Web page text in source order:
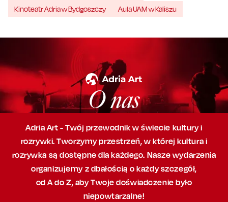
Kinoteatr Adria w Bydgoszczy
Aula UAM w Kaliszu
O nas
Adria Art - Twój przewodnik w świecie kultury i
rozrywki. Tworzymy przestrzeń,w której kultura i
rozrywka są dostępne dla każdego. Nasze wydarzenia
organizujemy z dbałością o każdy szczegół,
od A do Z, abyTwoje doświadczenie było
niepowtarzalne!